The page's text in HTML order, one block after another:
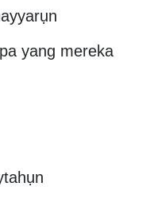
yang mereka